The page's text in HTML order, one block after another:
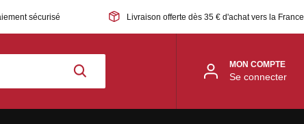
sécurisé Livraison offerte dès 35 € d'achat vers la France
MON COMPTE
Se connecter